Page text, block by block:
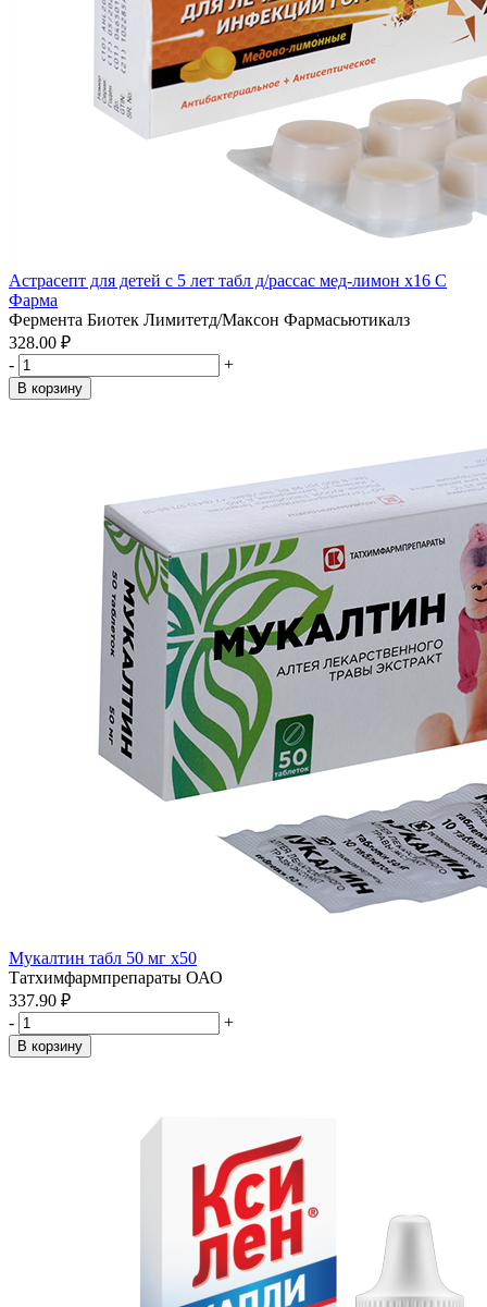
Астрасепт для детей с 5 лет табл д/рассас мед-лимон x16 С
Фарма
Фермента Биотек Лимитетд/Максон Фармасьютикалз
328.00 ₽
-
+
В корзину
Мукалтин табл 50 мг x50
Татхимфармпрепараты ОАО
337.90 ₽
-
+
В корзину